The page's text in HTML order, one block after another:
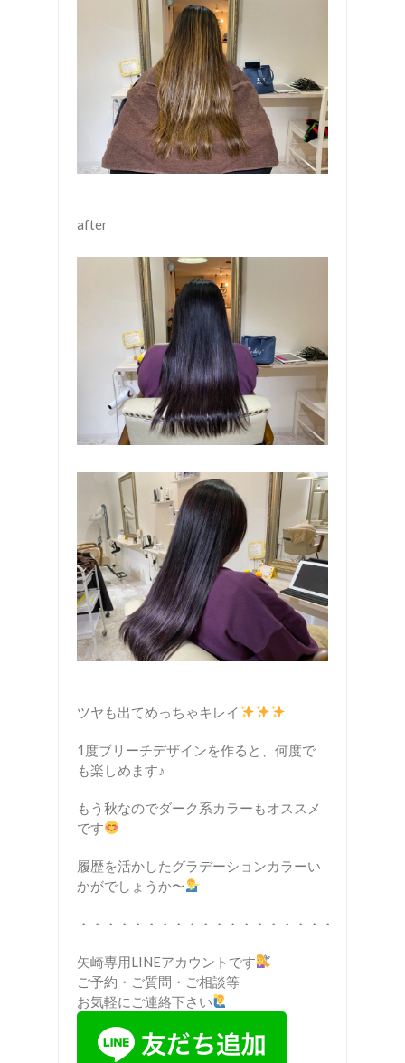
after
ツヤも出てめっちゃキレイ
1度ブリーチデザインを作ると、何度で
も楽しめます♪
もう秋なのでダーク系カラーもオススメ
です
履歴を活かしたグラデーションカラーい
かがでしょうか〜
・・・・・・・・・・・・・・・・・・・
矢崎専用LINEアカウントです
ご予約・ご質問・ご相談等
お気軽にご連絡下さい